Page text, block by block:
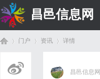
昌邑信息网
门户 资讯 详情
昌邑信息网